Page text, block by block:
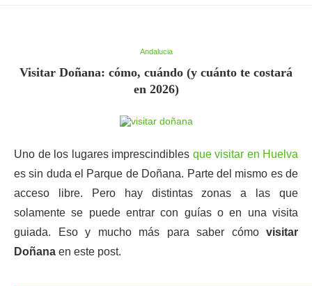
Andalucia
Visitar Doñana: cómo, cuándo (y cuánto te costará
en 2026)
Uno de los lugares imprescindibles que visitar en Huelva
es sin duda el Parque de Doñana. Parte del mismo es de
acceso libre. Pero hay distintas zonas a las que
solamente se puede entrar con guías o en una visita
guiada. Eso y mucho más para saber cómo visitar
Doñana en este post.